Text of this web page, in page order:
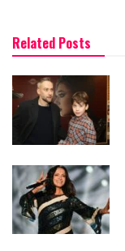
Related Posts